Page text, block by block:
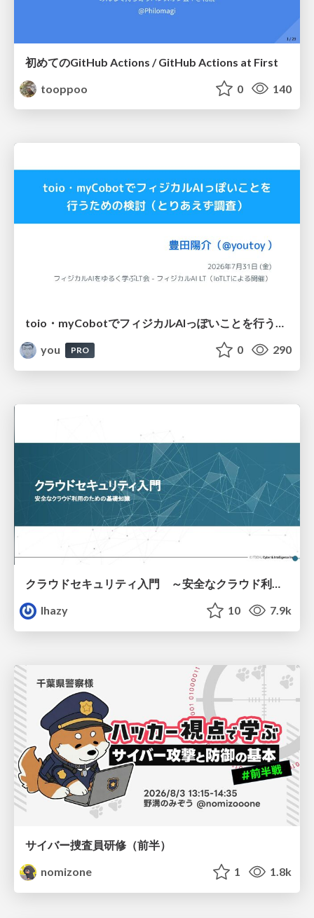
初めてのGitHub Actions / GitHub Actions at First
tooppoo
0 140
toio・myCobotでフィジカルAIっぽいことを行うための検討（とりあえず調査） / フィジカルAI LT（IoTLTによる開催）
you
PRO 0 290
クラウドセキュリティ入門 ～安全なクラウド利用のための基礎知識～
lhazy
10 7.9k
サイバー捜査員研修（前半）
nomizone
1 1.8k